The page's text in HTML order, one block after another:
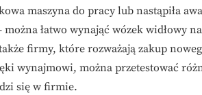
maszyna do pracy lub nastąpiła
łatwo wynająć wózek widłowy
firmy, które rozważają zakup
wynajmowi, można przetestować
się w firmie.